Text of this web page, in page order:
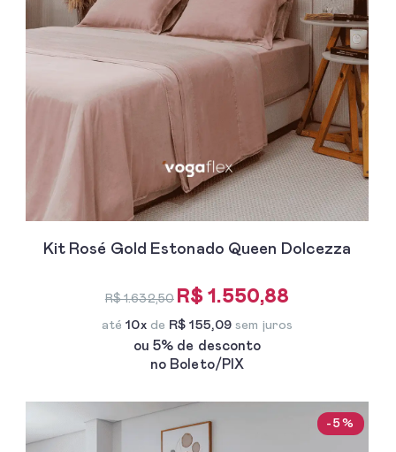
Kit Rosé Gold Estonado Queen Dolcezza
R$ 1.632,50 R$ 1.550,88
até10xde R$ 155,09 sem juros
ou 5% de desconto
no Boleto/PIX
-5%